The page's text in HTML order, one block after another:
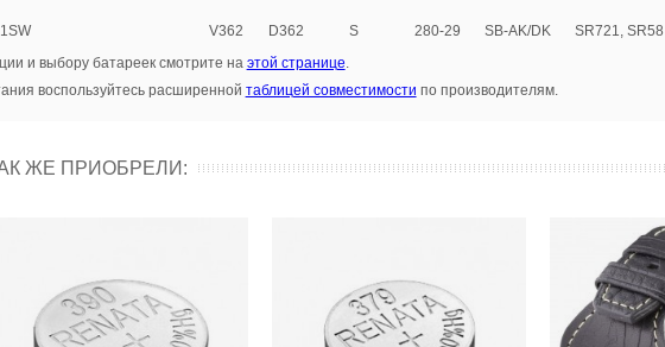
V362 D362 S 280-29 SB-AK/DK
SR721, SR58
и выбору батареек смотрите на этой странице.
воспользуйтесь расширенной таблицей совместимости по производителям.
ЖЕ ПРИОБРЕЛИ: